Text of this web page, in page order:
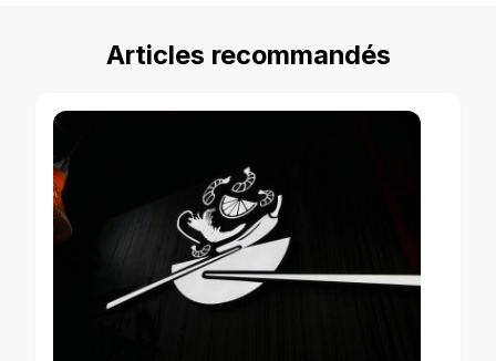
Articles recommandés